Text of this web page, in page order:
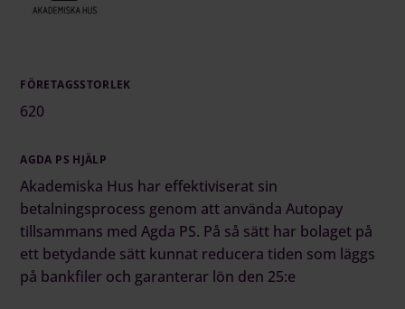
FÖRETAGSSTORLEK
620
AGDA PS HJÄLP
Akademiska Hus har effektiviserat sin
betalningsprocess genom att använda Autopay
tillsammans med Agda PS. På så sätt har bolaget på
ett betydande sätt kunnat reducera tiden som läggs
på bankfiler och garanterar lön den 25:e